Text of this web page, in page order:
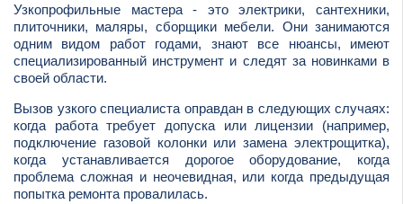
Узкопрофильные мастера - это электрики, сантехники,
плиточники, маляры, сборщики мебели. Они занимаются
одним видом работ годами, знают все нюансы, имеют
специализированный инструмент и следят за новинками в
своей области.
Вызов узкого специалиста оправдан в следующих случаях:
когда работа требует допуска или лицензии (например,
подключение газовой колонки или замена электрощитка),
когда устанавливается дорогое оборудование, когда
проблема сложная и неочевидная, или когда предыдущая
попытка ремонта провалилась.